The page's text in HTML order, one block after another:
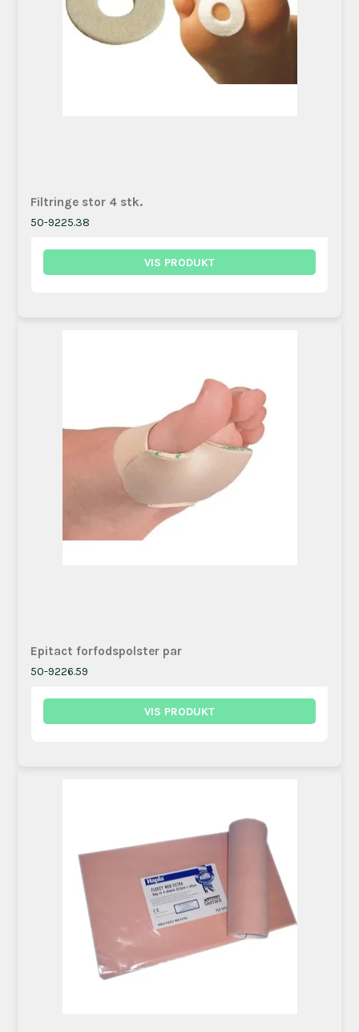
Filtringe stor 4 stk.
50-9225.38
VIS PRODUKT
Epitact forfodspolster par
50-9226.59
VIS PRODUKT